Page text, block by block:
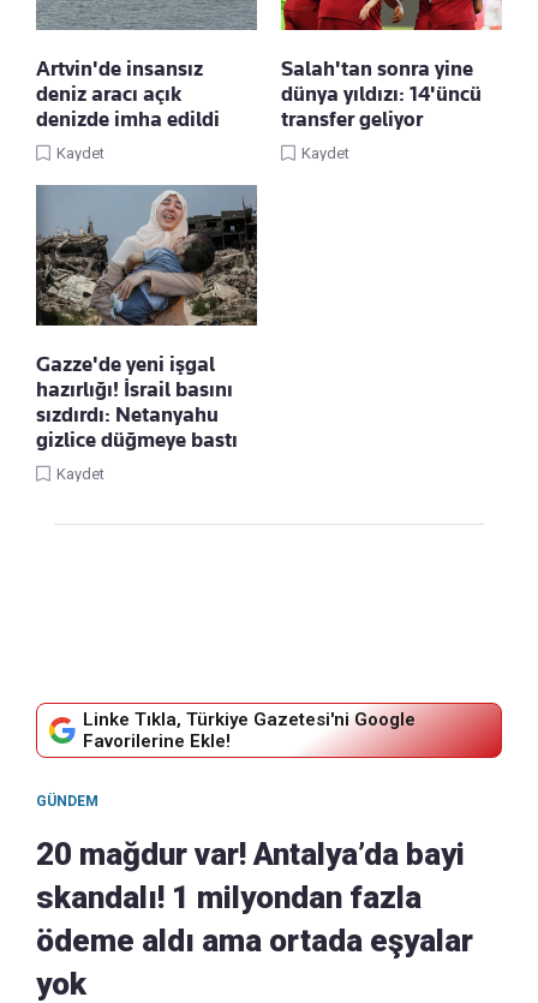
Artvin'de insansız
deniz aracı açık
denizde imha edildi
Kaydet
Salah'tan sonra yine
dünya yıldızı: 14'üncü
transfer geliyor
Kaydet
Gazze'de yeni işgal
hazırlığı! İsrail basını
sızdırdı: Netanyahu
gizlice düğmeye bastı
Kaydet
Linke Tıkla, Türkiye Gazetesi'ni Google
Favorilerine Ekle!
GÜNDEM
20 mağdur var! Antalya’da bayi
skandalı! 1 milyondan fazla
ödeme aldı ama ortada eşyalar
yok